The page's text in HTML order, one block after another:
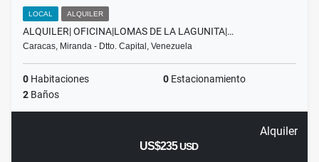
LOCAL ALQUILER
ALQUILER| OFICINA|LOMAS DE LA LAGUNITA|…
Caracas, Miranda - Dtto. Capital, Venezuela
0 Habitaciones 0 Estacionamiento
2 Baños
Alquiler
US$235USD